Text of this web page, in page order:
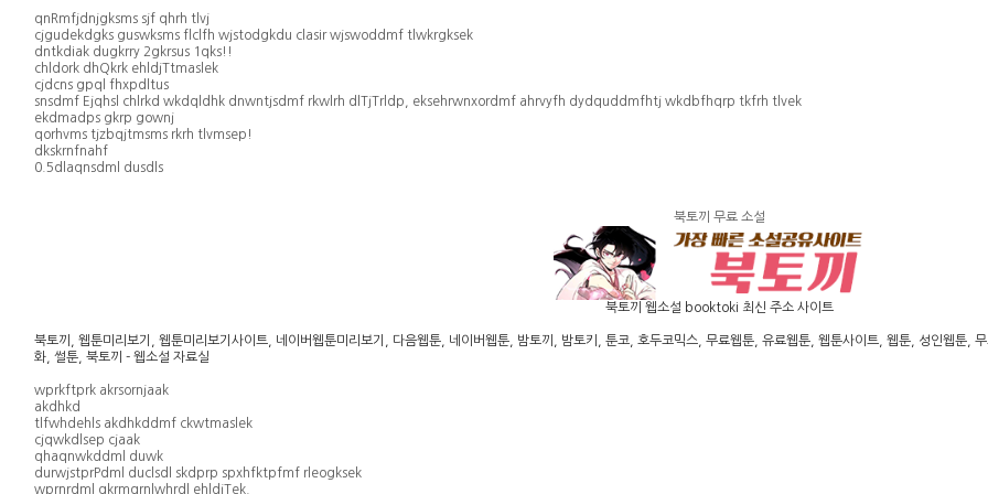
qnRmfjdnjgksms sjf qhrh tlvj
cjgudekdgks guswksms flclfh wjstodgkdu clasir wjswoddmf tlwkrgksek
dntkdiak dugkrry 2gkrsus 1qks!!
chldork dhQkrk ehldjTtmaslek
cjdcns gpql fhxpdltus
snsdmf Ejqhsl chlrkd wkdqldhk dnwntjsdmf rkwlrh dlTjTrldp, eksehrwnxordmf ahrvyfh dydquddmfhtj wkdbfhqrp tkfrh tlvek
ekdmadps gkrp gownj
qorhvms tjzbqjtmsms rkrh tlvmsep!
dkskrnfnahf
0.5dlaqnsdml dusdls
북토끼 무료 소설
북토끼 웹소설 booktoki 최신 주소 사이트
북토끼, 웹툰미리보기, 웹툰미리보기사이트, 네이버웹툰미리보기, 다음웹툰, 네이버웹툰, 밤토끼, 밤토키, 툰코, 호두코믹스, 무료웹툰, 유료웹툰, 웹툰사이트, 웹툰, 성인웹툰,
화, 썰툰, 북토끼 - 웹소설 자료실
wprkftprk akrsornjaak
akdhkd
tlfwhdehls akdhkddmf ckwtmaslek
cjqwkdlsep cjaak
qhaqnwkddml duwk
durwjstprPdml duclsdl skdprp spxhfktpfmf rleogksek
wprnrdml gkrmqrnlwhrdl ehldjTek.